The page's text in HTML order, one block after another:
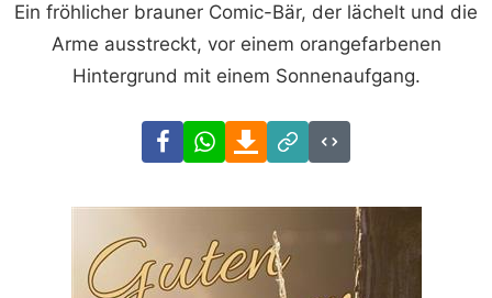
Ein fröhlicher brauner Comic-Bär, der lächelt und die
Arme ausstreckt, vor einem orangefarbenen
Hintergrund mit einem Sonnenaufgang.
FacebookWhatsAppDownload
Link
Code